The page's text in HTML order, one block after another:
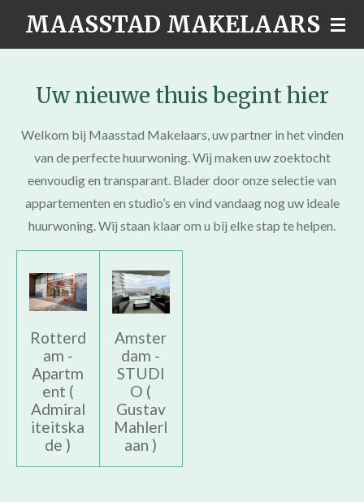
MAASSTAD MAKELAARS
Uw nieuwe thuis begint hier
Welkom bij Maasstad Makelaars, uw partner in het vinden
van de perfecte huurwoning. Wij maken uw zoektocht
eenvoudig en transparant. Blader door onze selectie van
appartementen en studio’s en vind vandaag nog uw ideale
huurwoning. Wij staan klaar om u bij elke stap te helpen.
Rotterd
am -
Apartm
ent (
Admiral
iteitska
de )
Amster
dam -
STUDI
O (
Gustav
Mahlerl
aan )